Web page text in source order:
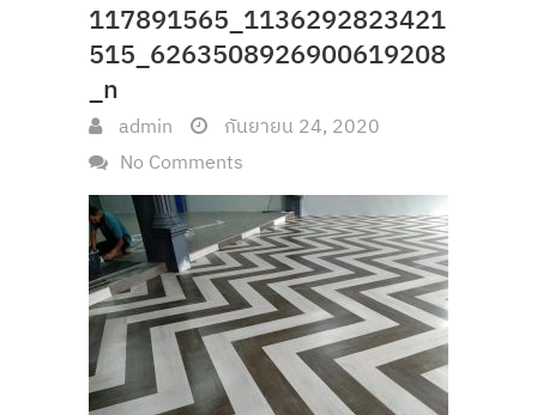
117891565_1136292823421
515_6263508926900619208
_n
admin
กันยายน 24, 2020
No Comments